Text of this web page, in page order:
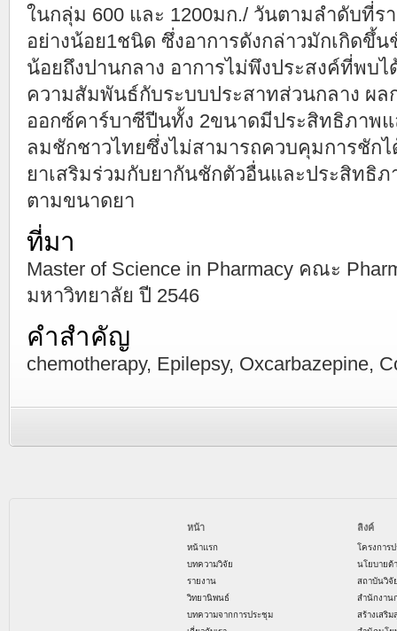
ในกลุ่ม 600 และ 1200มก./ วันตามลำดับที่ร
อย่างน้อย1ชนิด ซึ่งอาการดังกล่าวมักเกิดขึ้
น้อยถึงปานกลาง อาการไม่พึงประสงค์ที่พบ
ความสัมพันธ์กับระบบประสาทส่วนกลาง ผล
ออกซ์คาร์บาซีปีนทั้ง 2ขนาดมีประสิทธิภาพ
ลมชักชาวไทยซึ่งไม่สามารถควบคุมการชัก
ยาเสริมร่วมกับยากันชักตัวอื่นและประสิทธิ
ตามขนาดยา
ที่มา
Master of Science in Pharmacy คณะ
มหาวิทยาลัย ปี 2546
คำสำคัญ
chemotherapy, Epilepsy, Oxcarbazepine,
หน้า
หน้าแรก
บทความวิจัย
รายงาน
วิทยานิพนธ์
บทความจากการประชุม
ลิงค์
โครงการ
นโยบายด้
สถาบันวิจั
สำนักงาน
สร้างเสริ